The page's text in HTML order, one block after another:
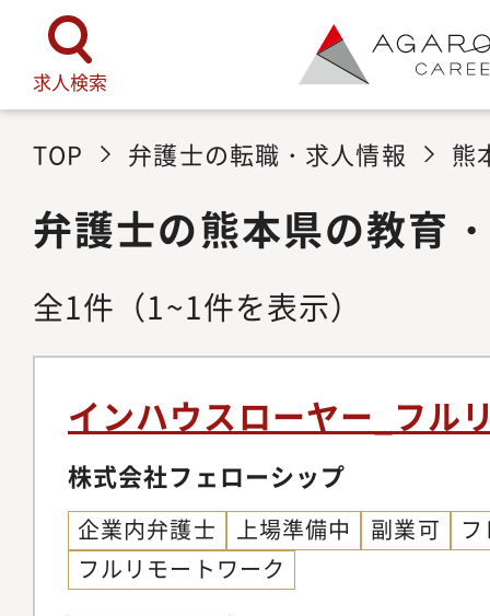
求人検索
TOP 弁護士の転職・求人情報 熊
弁護士の熊本県の教育
全1件 （1~1件を表示）
インハウスローヤー_フル
株式会社フェローシップ
企業内弁護士 上場準備中 副業可
フルリモートワーク